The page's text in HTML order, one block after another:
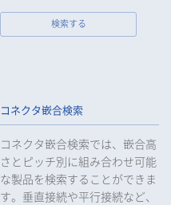
検索する
コネクタ嵌合検索
コネクタ嵌合検索では、嵌合高
さとピッチ別に組み合わせ可能
な製品を検索することができま
す。垂直接続や平行接続など、